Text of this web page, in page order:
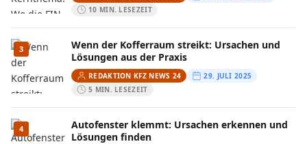
10 MIN. LESEZEIT
3
Wenn der Kofferraum streikt: Ursachen und
Lösungen aus der Praxis
REDAKTION KFZ NEWS 24
29. JULI 2025
5 MIN. LESEZEIT
4
Autofenster klemmt: Ursachen erkennen und
Lösungen finden